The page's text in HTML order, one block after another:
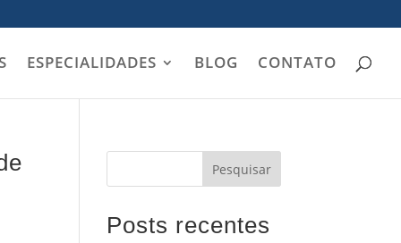
ESPECIALIDADES BLOG CONTATO
Pesquisar
Posts recentes